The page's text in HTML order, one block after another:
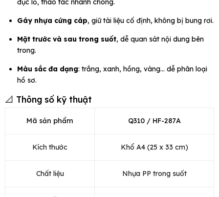
đục lỗ, thao tác nhanh chóng.
Gáy nhựa cứng cáp, giữ tài liệu cố định, không bị bung rơi.
Mặt trước và sau trong suốt, dễ quan sát nội dung bên
trong.
Màu sắc đa dạng: trắng, xanh, hồng, vàng… dễ phân loại
hồ sơ.
📐 Thông số kỹ thuật
Mã sản phẩm Q310 / HF-287A
Kích thước Khổ A4 (25 x 33 cm)
Chất liệu Nhựa PP trong suốt